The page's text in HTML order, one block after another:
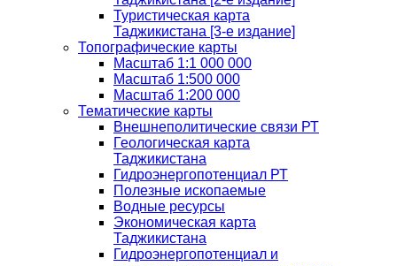
Туристическая карта
Таджикистана [3-е издание]
Топографические карты
Масштаб 1:1 000 000
Масштаб 1:500 000
Масштаб 1:200 000
Тематические карты
Внешнеполитические связи РТ
Геологическая карта
Таджикистана
Гидроэнергопотенциал РТ
Полезные ископаемые
Водные ресурсы
Экономическая карта
Таджикистана
Гидроэнергопотенциал и